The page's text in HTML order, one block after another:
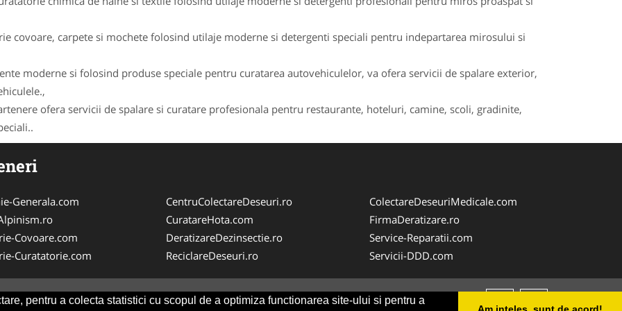
pentru a colecta statistici cu scopul de a optimiza functionarea site-ului si pentru a
covoare, carpete si mochete folosind utilaje moderne si detergenti speciali pentru indepartarea mirosului si
moderne si folosind produse speciale pentru curatarea autovehiculelor, va ofera servicii de spalare exterior,
ofera servicii de spalare si curatare profesionala pentru restaurante, hoteluri, camine, scoli, gradinite,
Generala.com
Covoare.com
Curatatorie.com
CentruColectareDeseuri.ro
CuratareHota.com
DeratizareDezinsectie.ro
ReciclareDeseuri.ro
ColectareDeseuriMedicale.com
FirmaDeratizare.ro
Service-Reparatii.com
Servicii-DDD.com
-ANPC SOL